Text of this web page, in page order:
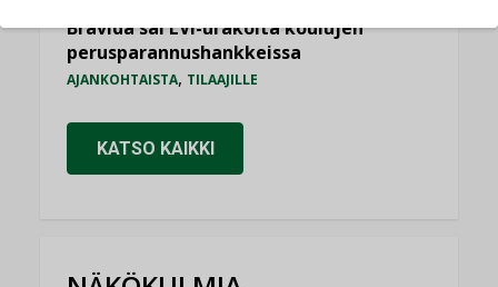
Bravida sai LVI-urakoita koulujen
perusparannushankkeissa
AJANKOHTAISTA, TILAAJILLE
KATSO KAIKKI